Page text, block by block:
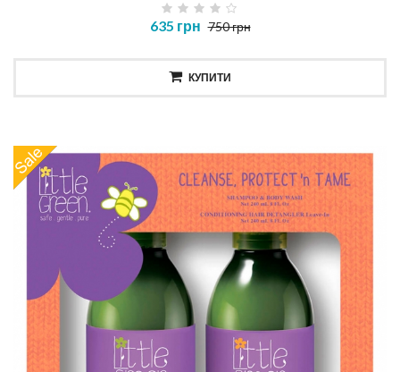
635 грн 750 грн
КУПИТИ